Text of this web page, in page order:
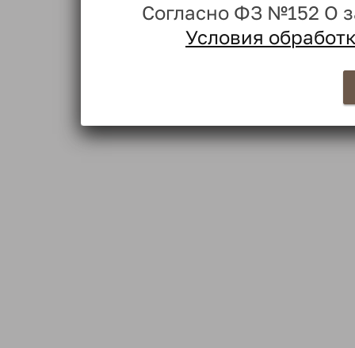
Согласно ФЗ №152 О
Условия